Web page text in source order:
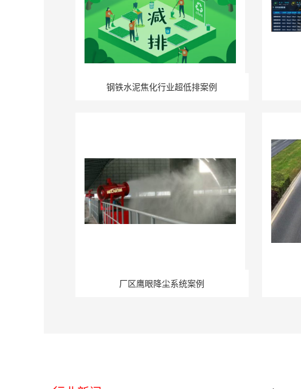
钢铁水泥焦化行业超低排案例
厂区鹰眼降尘系统案例